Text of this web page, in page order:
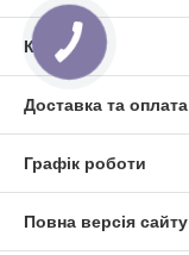
Контакти
Доставка та оплата
Графік роботи
Повна версія сайту